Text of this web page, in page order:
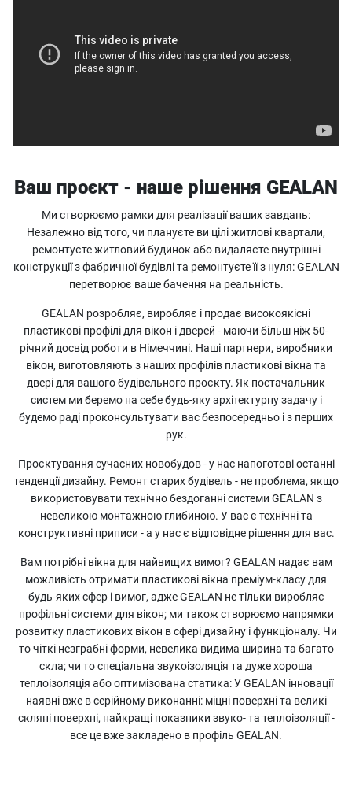
Ваш проєкт - наше рішення GEALAN
Ми створюємо рамки для реалізації ваших завдань:
Незалежно від того, чи плануєте ви цілі житлові квартали,
ремонтуєте житловий будинок або видаляєте внутрішні
конструкції з фабричної будівлі та ремонтуєте її з нуля: GEALAN
перетворює ваше бачення на реальність.
GEALAN розробляє, виробляє і продає високоякісні
пластикові профілі для вікон і дверей - маючи більш ніж 50-
річний досвід роботи в Німеччині. Наші партнери, виробники
вікон, виготовляють з наших профілів пластикові вікна та
двері для вашого будівельного проєкту. Як постачальник
систем ми беремо на себе будь-яку архітектурну задачу і
будемо раді проконсультувати вас безпосередньо і з перших
рук.
Проєктування сучасних новобудов - у нас напоготові останні
тенденції дизайну. Ремонт старих будівель - не проблема, якщо
використовувати технічно бездоганні системи GEALAN з
невеликою монтажною глибиною. У вас є технічні та
конструктивні приписи - а у нас є відповідне рішення для вас.
Вам потрібні вікна для найвищих вимог? GEALAN надає вам
можливість отримати пластикові вікна преміум-класу для
будь-яких сфер і вимог, адже GEALAN не тільки виробляє
профільні системи для вікон; ми також створюємо напрямки
розвитку пластикових вікон в сфері дизайну і функціоналу. Чи
то чіткі незграбні форми, невелика видима ширина та багато
скла; чи то спеціальна звукоізоляція та дуже хороша
теплоізоляція або оптимізована статика: У GEALAN інновації
наявні вже в серійному виконанні: міцні поверхні та великі
скляні поверхні, найкращі показники звуко- та теплоізоляції -
все це вже закладено в профіль GEALAN.